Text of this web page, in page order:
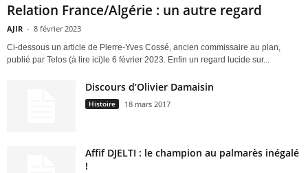
Relation France/Algérie : un autre regard
AJIR - 8 février 2023
Ci-dessous un article de Pierre-Yves Cossé, ancien commissaire au plan,
publié par Telos (à lire ici)le 6 février 2023. Enfin un regard lucide sur...
Discours d’Olivier Damaisin
Histoire 18 mars 2017
Affif DJELTI : le champion au palmarès inégalé
!